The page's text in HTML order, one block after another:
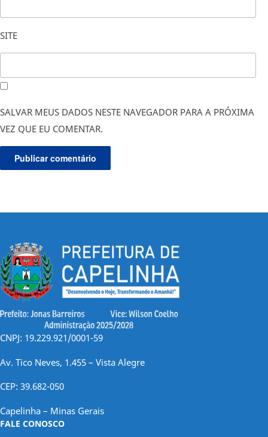
SITE
SALVAR MEUS DADOS NESTE NAVEGADOR PARA A PRÓXIMA
VEZ QUE EU COMENTAR.
CNPJ: 19.229.921/0001-59
Av. Tico Neves, 1.455 – Vista Alegre
CEP: 39.682-050
Capelinha – Minas Gerais
FALE CONOSCO